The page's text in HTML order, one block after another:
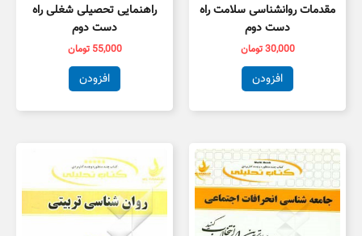
مقدمات روانشناسی سلامت راه
دست دوم
30,000تومان
افزودن
راهنمایی تحصیلی شغلی راه
دست دوم
55,000 تومان
افزودن